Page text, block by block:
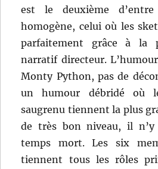
est le deuxième
homogène, celui où les
parfaitement grâce à la
narratif directeur.
Monty Python, pas de
un humour débridé où
saugrenu tiennent la plus
de très bon niveau, il
temps mort. Les six
tiennent tous les rôles